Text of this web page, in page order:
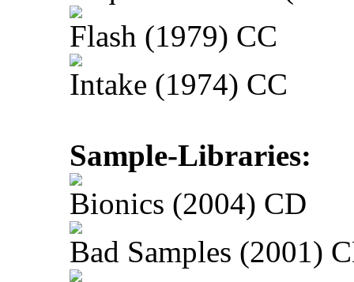
Flash (1979) CC
Intake (1974) CC
Sample-Libraries:
Bionics (2004) CD
Bad Samples (2001)